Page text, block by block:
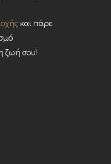
και πάρε
ζωή σου!